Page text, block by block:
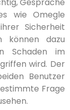
Gespräche
wie Omegle
Sicherheit
können dazu
Schaden im
wird. Der
Benutzer
Frage